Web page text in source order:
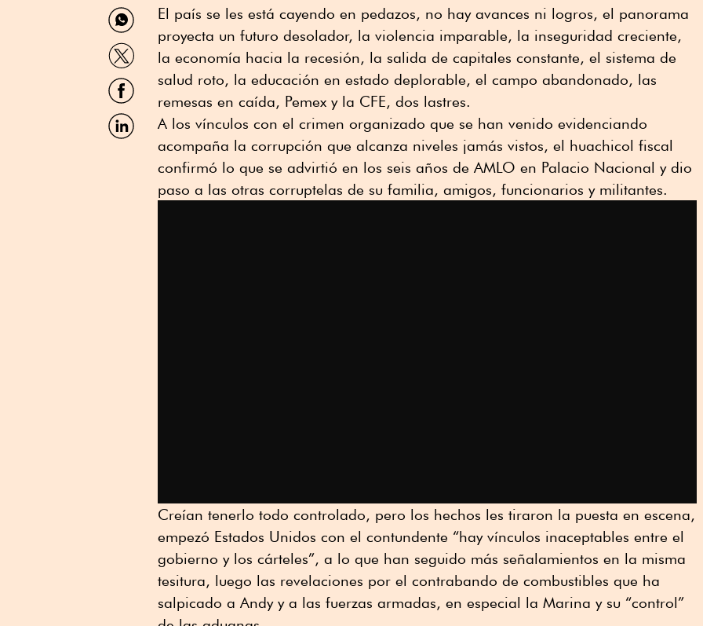
Compartir
por
WhatsApp
Compartir
por
Twitter
Compartir
por
Facebook
Compartir
por
El país se les está cayendo en pedazos, no hay avances ni logros, el panorama
proyecta un futuro desolador, la violencia imparable, la inseguridad creciente,
la economía hacia la recesión, la salida de capitales constante, el sistema de
salud roto, la educación en estado deplorable, el campo abandonado, las
remesas en caída, Pemex y la CFE, dos lastres.
A los vínculos con el crimen organizado que se han venido evidenciando
acompaña la corrupción que alcanza niveles jamás vistos, el huachicol fiscal
confirmó lo que se advirtió en los seis años de AMLO en Palacio Nacional y dio
paso a las otras corruptelas de su familia, amigos, funcionarios y militantes.
Creían tenerlo todo controlado, pero los hechos les tiraron la puesta en escena,
empezó Estados Unidos con el contundente “hay vínculos inaceptables entre el
gobierno y los cárteles”, a lo que han seguido más señalamientos en la misma
tesitura, luego las revelaciones por el contrabando de combustibles que ha
salpicado a Andy y a las fuerzas armadas, en especial la Marina y su “control”